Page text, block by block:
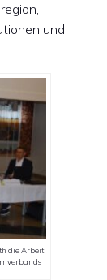
und
die Arbeit